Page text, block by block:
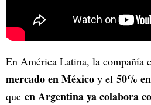
En América Latina, la compañía
mercado en México y el 50%
que en Argentina ya colabora